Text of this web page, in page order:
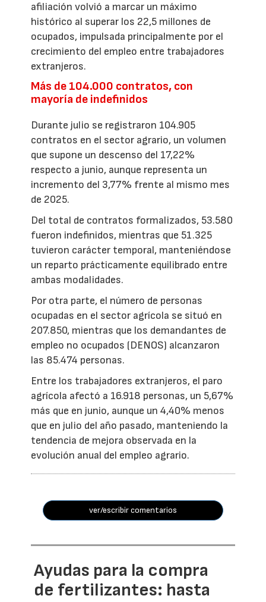
afiliación volvió a marcar un máximo
histórico al superar los 22,5 millones de
ocupados, impulsada principalmente por el
crecimiento del empleo entre trabajadores
extranjeros.
Más de 104.000 contratos, con
mayoría de indefinidos
Durante julio se registraron 104.905
contratos en el sector agrario, un volumen
que supone un descenso del 17,22%
respecto a junio, aunque representa un
incremento del 3,77% frente al mismo mes
de 2025.
Del total de contratos formalizados, 53.580
fueron indefinidos, mientras que 51.325
tuvieron carácter temporal, manteniéndose
un reparto prácticamente equilibrado entre
ambas modalidades.
Por otra parte, el número de personas
ocupadas en el sector agrícola se situó en
207.850, mientras que los demandantes de
empleo no ocupados (DENOS) alcanzaron
las 85.474 personas.
Entre los trabajadores extranjeros, el paro
agrícola afectó a 16.918 personas, un 5,67%
más que en junio, aunque un 4,40% menos
que en julio del año pasado, manteniendo la
tendencia de mejora observada en la
evolución anual del empleo agrario.
ver/escribir comentarios
Ayudas para la compra
de fertilizantes: hasta